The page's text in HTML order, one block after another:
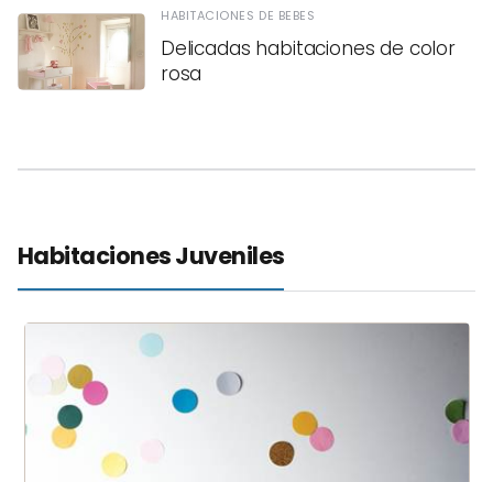
HABITACIONES DE BEBES
Delicadas habitaciones de color
rosa
Habitaciones Juveniles